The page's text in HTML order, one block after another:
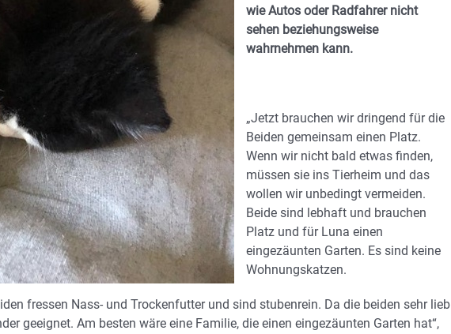
wie Autos oder Radfahrer nicht
sehen beziehungsweise
wahrnehmen kann.
„Jetzt brauchen wir dringend für die
Beiden gemeinsam einen Platz.
Wenn wir nicht bald etwas finden,
müssen sie ins Tierheim und das
wollen wir unbedingt vermeiden.
Beide sind lebhaft und brauchen
Platz und für Luna einen
eingezäunten Garten. Es sind keine
Wohnungskatzen.
fressen Nass- und Trockenfutter und sind stubenrein. Da die beiden sehr lieb
geeignet. Am besten wäre eine Familie, die einen eingezäunten Garten hat“,